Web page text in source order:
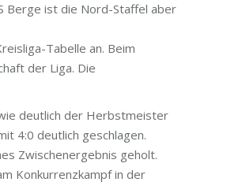
Berge ist die Nord-Staffel aber
Tabelle an. Beim
der Liga. Die
deutlich der Herbstmeister
4:0 deutlich geschlagen.
Zwischenergebnis geholt.
Konkurrenzkampf in der